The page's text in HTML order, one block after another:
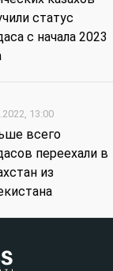
статус
с начала 2023
13:00
всего
переехали в
из